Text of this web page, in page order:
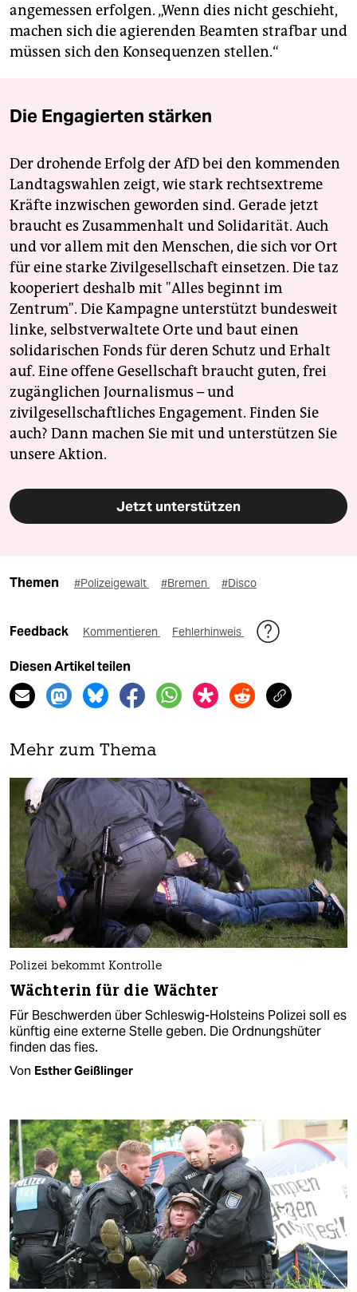
angemessen erfolgen. „Wenn dies nicht geschieht,
machen sich die agierenden Beamten strafbar und
müssen sich den Konsequenzen stellen.“
Die Engagierten stärken
Der drohende Erfolg der AfD bei den kommenden
Landtagswahlen zeigt, wie stark rechtsextreme
Kräfte inzwischen geworden sind. Gerade jetzt
braucht es Zusammenhalt und Solidarität. Auch
und vor allem mit den Menschen, die sich vor Ort
für eine starke Zivilgesellschaft einsetzen. Die taz
kooperiert deshalb mit "Alles beginnt im
Zentrum". Die Kampagne unterstützt bundesweit
linke, selbstverwaltete Orte und baut einen
solidarischen Fonds für deren Schutz und Erhalt
auf. Eine offene Gesellschaft braucht guten, frei
zugänglichen Journalismus – und
zivilgesellschaftliches Engagement. Finden Sie
auch? Dann machen Sie mit und unterstützen Sie
unsere Aktion.
Jetzt unterstützen
Themen #Polizeigewalt #Bremen #Disco
Feedback Kommentieren Fehlerhinweis
Diesen Artikel teilen
Mehr zum Thema
Polizei bekommt Kontrolle
Wächterin für die Wächter
Für Beschwerden über Schleswig-Holsteins Polizei soll es
künftig eine externe Stelle geben. Die Ordnungshüter
finden das fies.
Von Esther Geißlinger